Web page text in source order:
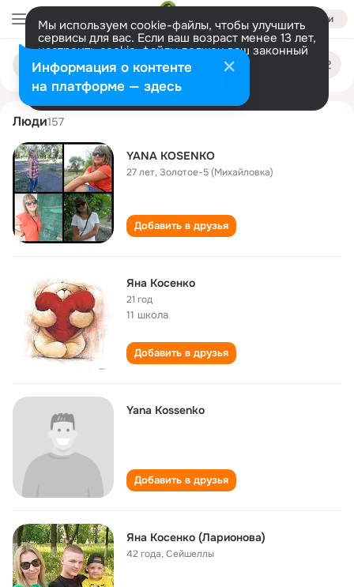
Войти
Мы используем cookie-файлы, чтобы улучшить
сервисы для вас. Если ваш возраст менее 13 лет,
настроить cookie-файлы должен ваш законный
представитель. Больше информации
Разрешить все Настроить
Поиск
людям
yana kosenko
Люди157
YANA KOSENKO
27 лет,Золотое-5 (Михайловка)
Добавить в друзья
Яна Косенко
21 год
11 школа
Добавить в друзья
Yana Kossenko
Добавить в друзья
Яна Косенко (Ларионова)
42 года,Сейшеллы
Информация о контенте
на платформе — здесь